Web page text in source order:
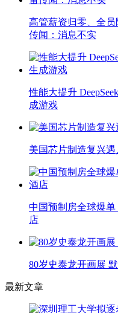
高管薪资归零、全
传闻：消息不实
性能大提升
成游戏
美国芯片制造复兴
中国预制房全球爆
店
80岁史泰龙开画展
最新文章